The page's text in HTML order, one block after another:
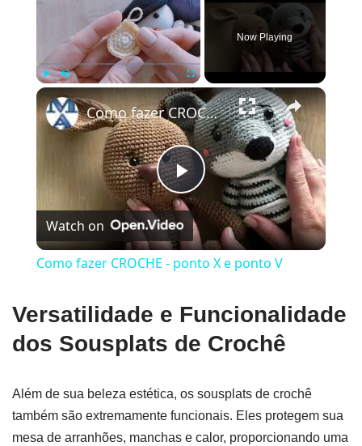
Fullscreen
Now Playing
×
Play
Video
Como fazer CROCHE - ponto X e ponto V
Watch on
Como fazer CROCHE - ponto X e ponto V
Versatilidade e Funcionalidade
dos Sousplats de Crochê
Além de sua beleza estética, os sousplats de crochê
também são extremamente funcionais. Eles protegem sua
mesa de arranhões, manchas e calor, proporcionando uma